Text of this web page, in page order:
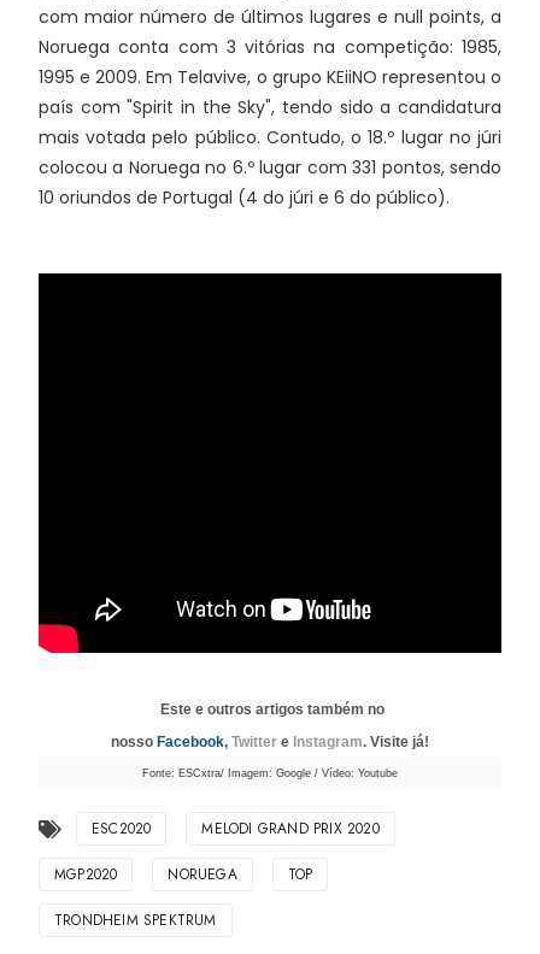
com maior número de últimos lugares e null points, a
Noruega conta com 3 vitórias na competição: 1985,
1995 e 2009. Em Telavive, o grupo KEiiNO representou o
país com "Spirit in the Sky", tendo sido a candidatura
mais votada pelo público. Contudo, o 18.º lugar no júri
colocou a Noruega no 6.º lugar com 331 pontos, sendo
10 oriundos de Portugal (4 do júri e 6 do público).
Este e outros artigos também no
nosso Facebook, Twitter e Instagram. Visite já!
Fonte: ESCxtra/ Imagem: Google / Vídeo: Youtube
ESC2020 MELODI GRAND PRIX 2020
MGP2020 NORUEGA TOP
TRONDHEIM SPEKTRUM